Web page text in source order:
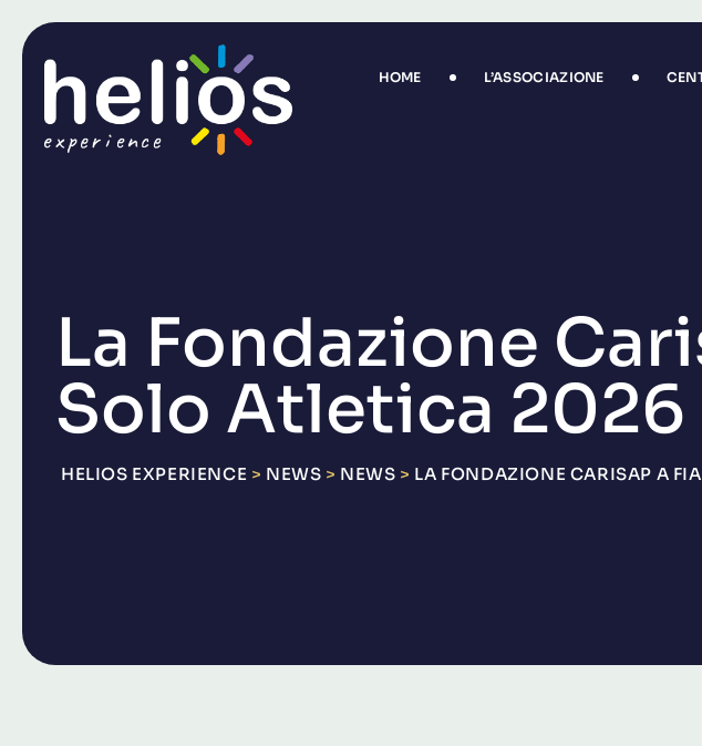
content
HOME L’ASSOCIAZIONE
La Fondazione
Solo Atletica 2026
HELIOS EXPERIENCE > NEWS > NEWS > LA FONDAZIONE CARISAP A